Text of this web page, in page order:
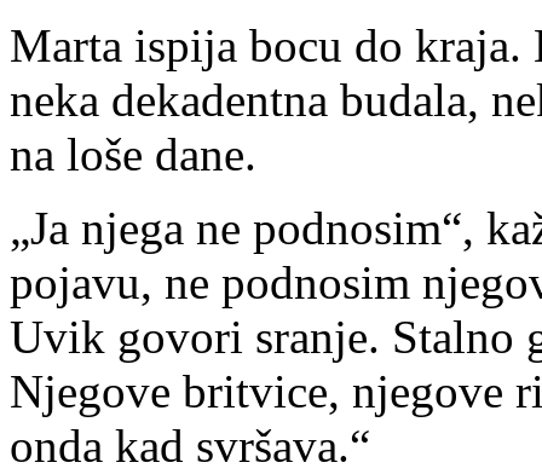
Marta ispija bocu do kraja.
neka dekadentna budala,
na loše dane.
„Ja njega ne podnosim“,
pojavu, ne podnosim
Uvik govori sranje. Stalno
Njegove britvice, njegove
onda kad svršava.“